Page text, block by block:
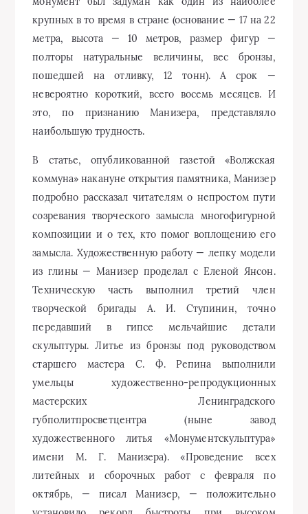
коммуна» накануне открытия памятника, Манизер
подробно рассказал читателям о непростом пути
созревания творческого замысла многофигурной
композиции и о тех, кто помог воплощению его
замысла. Художественную работу — лепку модели
из глины — Манизер проделал с Еленой Янсон.
Техническую часть выполнил третий член
творческой бригады А. И. Ступинин, точно
передавший в гипсе мельчайшие детали
скульптуры. Литье из бронзы под руководством
старшего мастера С. Ф. Репина выполнили
умельцы художественно-репродукционных
мастерских Ленинградского
губполитпросветцентра (ныне завод
художественного литья «Монументскульптура»
имени М. Г. Манизера). «Проведение всех
литейных и сборочных работ с февраля по
октябрь, — писал Манизер, — положительно
установило рекорд быстроты при высоком
качестве. Объясняю я это прежде всего горячим
желанием рабочих выполнить задание к сроку…
пониманием нашего художественного замысла и,
главное, сознанием ответственности за взятый на
себя труд».
В общественном просмотре памятника в
Ленинграде участвовали представители фабрик и
заводов, землячеств красных партизан, Союза